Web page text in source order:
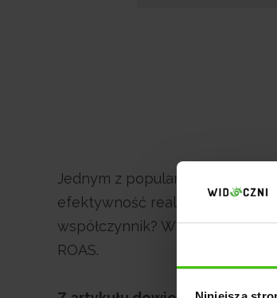
Jednym z popularniejszych
efektywność realizowanych
współczynnik? W naszym
ROAS.